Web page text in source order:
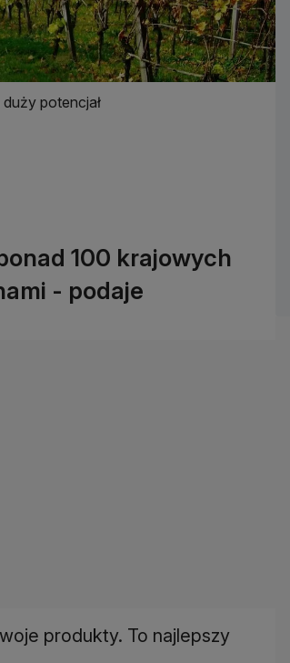
potencjał
100 krajowych
- podaje
produkty. To najlepszy